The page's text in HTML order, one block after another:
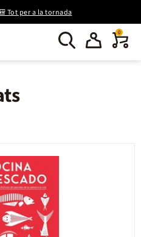
Tot per a la tornada
0